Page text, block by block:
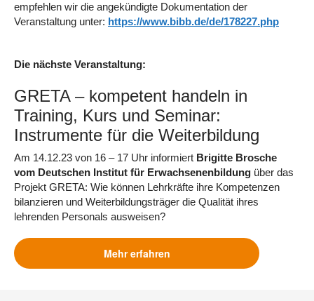
empfehlen wir die angekündigte Dokumentation der
Veranstaltung unter: https://www.bibb.de/de/178227.php
Die nächste Veranstaltung:
GRETA – kompetent handeln in
Training, Kurs und Seminar:
Instrumente für die Weiterbildung
Am 14.12.23 von 16 – 17 Uhr informiert Brigitte Brosche
vom Deutschen Institut für Erwachsenenbildung über das
Projekt GRETA: Wie können Lehrkräfte ihre Kompetenzen
bilanzieren und Weiterbildungsträger die Qualität ihres
lehrenden Personals ausweisen?
Mehr erfahren